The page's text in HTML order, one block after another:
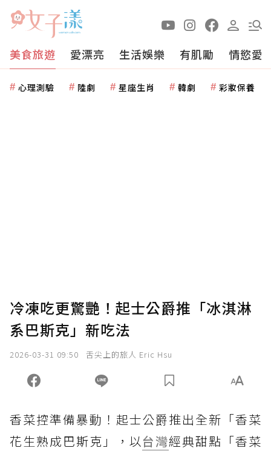
美食旅遊 愛漂亮 生活娛樂 有肌勵 情慾愛
心理測驗 陸劇 星座生肖 韓劇 彩妝保養
冷凍吃更驚艷！起士公爵推「冰淇淋
系巴斯克」新吃法
2026-03-31 09:50 舌尖上的旅人 Eric Hsu
香菜控準備暴動！起士公爵推出全新「香菜
花生熟成巴斯克」，以台灣經典甜點「香菜